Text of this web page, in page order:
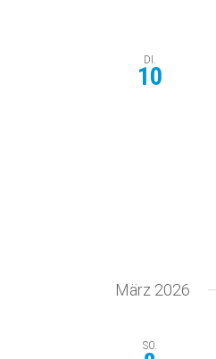
DI.
10
März 2026
SO.